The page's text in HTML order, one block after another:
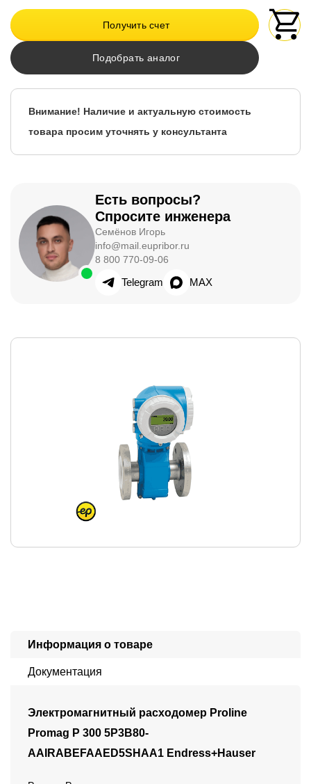
Получить счет
Подобрать аналог
Внимание! Наличие и актуальную стоимость
товара просим уточнять у консультанта
Есть вопросы?
Спросите инженера
Семёнов Игорь
info@mail.eupribor.ru
8 800 770-09-06
Telegram MAX
Информация о товаре
Документация
Электромагнитный расходомер Proline
Promag P 300 5P3B80-
AAIRABEFAAED5SHAA1 Endress+Hauser